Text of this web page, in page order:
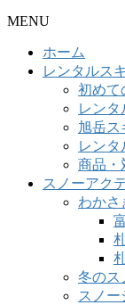
MENU
ホーム
レンタルス
初めて
レンタ
旭岳ス
レンタ
商品・
スノーアク
わかさ
冬のス
スノー